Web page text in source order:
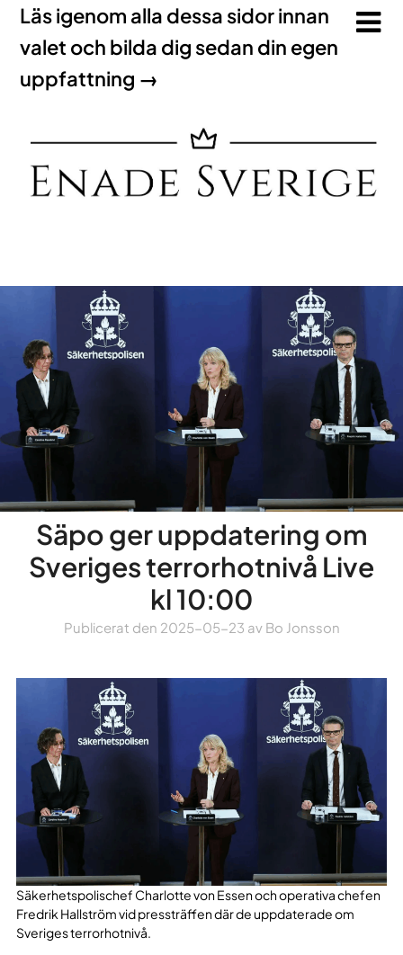
Läs igenom alla dessa sidor innan
valet och bilda dig sedan din egen
uppfattning →
Säpo ger uppdatering om
Sveriges terrorhotnivå Live
kl 10:00
Publicerat den 2025-05-23 av Bo Jonsson
Säkerhetspolischef Charlotte von Essen och operativa chefen
Fredrik Hallström vid pressträffen där de uppdaterade om
Sveriges terrorhotnivå.